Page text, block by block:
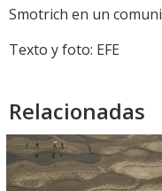
Smotrich en un
Texto y foto: EFE
Relacionadas